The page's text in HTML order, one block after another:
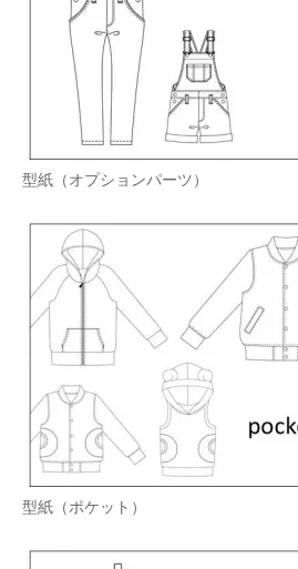
型紙（オプションパーツ）
型紙（ポケット）